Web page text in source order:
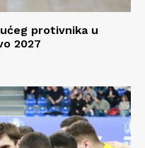
protivnika u
2027